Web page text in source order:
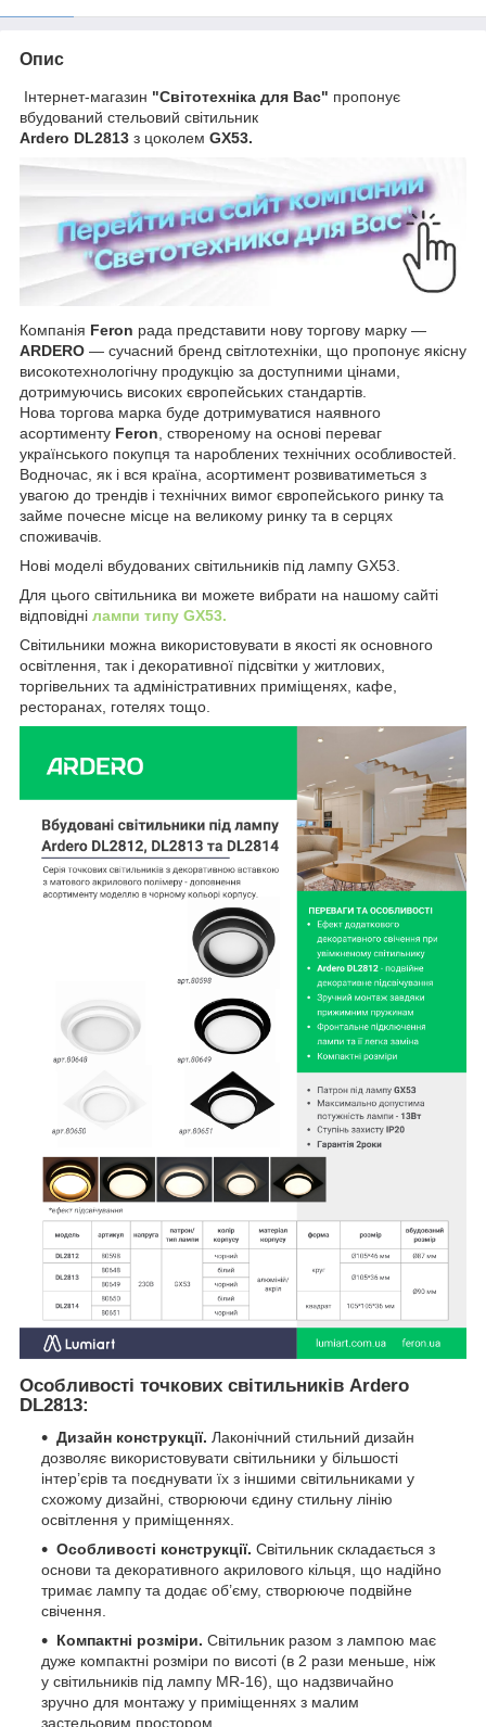
Опис
Інтернет-магазин "Світотехніка для Вас" пропонує
вбудований стельовий світильник
Ardero DL2813 з цоколем GX53.
Компанія Feron рада представити нову торгову марку —
ARDERO — сучасний бренд світлотехніки, що пропонує якісну
високотехнологічну продукцію за доступними цінами,
дотримуючись високих європейських стандартів.
Нова торгова марка буде дотримуватися наявного
асортименту Feron , створеному на основі переваг
українського покупця та нароблених технічних особливостей.
Водночас, як і вся країна, асортимент розвиватиметься з
увагою до трендів і технічних вимог європейського ринку та
займе почесне місце на великому ринку та в серцях
споживачів.
Нові моделі вбудованих світильників під лампу GX53.
Для цього світильника ви можете вибрати на нашому сайті
відповідні лампи типу GX53.
Світильники можна використовувати в якості як основного
освітлення, так і декоративної підсвітки у житлових,
торгівельних та адміністративних приміщенях, кафе,
ресторанах, готелях тощо.
Особливості точкових світильників Ardero
DL2813:
Дизайн конструкції. Лаконічний стильний дизайн
дозволяє використовувати світильники у більшості
інтер’єрів та поєднувати їх з іншими світильниками у
схожому дизайні, створюючи єдину стильну лінію
освітлення у приміщеннях.
Особливості конструкції. Світильник складається з
основи та декоративного акрилового кільця, що надійно
тримає лампу та додає об’єму, створююче подвійне
свічення.
Компактні розміри. Світильник разом з лампою має
дуже компактні розміри по висоті (в 2 рази меньше, ніж
у світильників під лампу MR-16), що надзвичайно
зручно для монтажу у приміщеннях з малим
застельовим простором.